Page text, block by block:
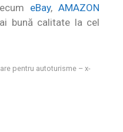
eBay, AMAZON
bună calitate la cel
pentru autoturisme – x-